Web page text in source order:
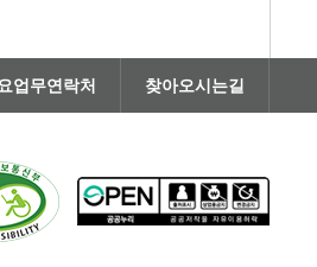
업무연락처 찾아오시는길